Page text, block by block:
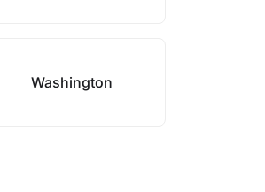
Washington